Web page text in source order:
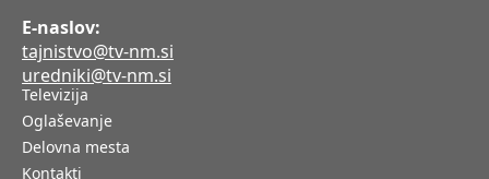
E-naslov:
tajnistvo@tv-nm.si
uredniki@tv-nm.si
Televizija
Oglaševanje
Delovna mesta
Kontakti